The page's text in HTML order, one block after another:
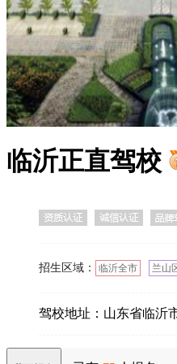
临沂正直驾校
招生区域： 临沂全市 兰山
驾校地址：山东省临沂